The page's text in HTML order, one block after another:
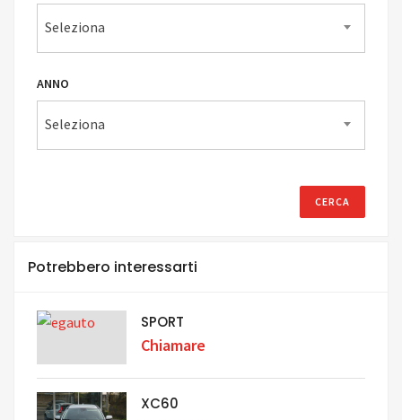
Seleziona
ANNO
Seleziona
Potrebbero interessarti
SPORT
Chiamare
XC60